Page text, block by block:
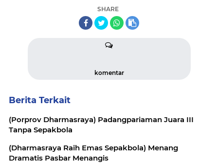
SHARE
komentar
Berita Terkait
(Porprov Dharmasraya) Padangpariaman Juara III
Tanpa Sepakbola
(Dharmasraya Raih Emas Sepakbola) Menang
Dramatis Pasbar Menangis